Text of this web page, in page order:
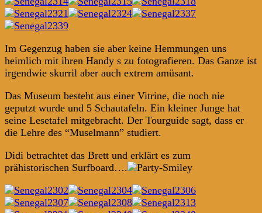
Im Gegenzug haben sie aber keine Hemmungen uns
heimlich mit ihren Handy s zu fotografieren. Das Ganze ist
irgendwie skurril aber auch extrem amüsant.
Das Museum besteht aus einer Vitrine, die noch nie
geputzt wurde und 5 Schautafeln. Ein kleiner Junge hat
seine Lesetafel mitgebracht. Der Tourguide sagt, dass er
die Lehre des “Muselmann” studiert.
Didi betrachtet das Brett und erklärt es zum
prähistorischen Surfboard….